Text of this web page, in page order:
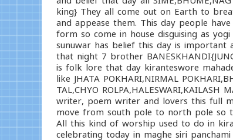
king} They all come out on Earth to
and appease them. This day people
form so come in house disguising as
sunuwar has belief this day is important
that night 7 brother
is folk lore that day kiranteswore
like JHATA POKHARI,NIRMAL
TAL,CHYO
writer, poem writer and lovers this full
move from south pole to north pole so
All this kind of worship used to do in
celebrating today in maghe siri